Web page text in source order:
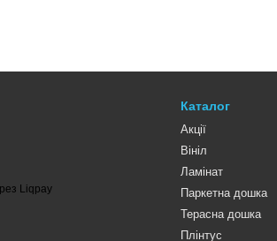
Каталог
Акції
Вініл
Ламінат
Паркетна дошка
Терасна дошка
Плінтус